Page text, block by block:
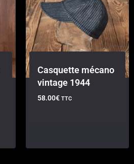
Casquette mécano
vintage 1944
58.00€ TTC